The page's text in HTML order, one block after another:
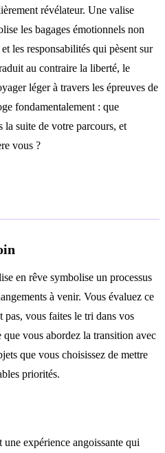
révélateur. Une valise
les bagages émotionnels non
les responsabilités qui pèsent sur
au contraire la liberté, le
léger à travers les épreuves de
fondamentalement : que
la suite de votre parcours, et
vous ?
en rêve symbolise un processus
à venir. Vous évaluez ce
pas, vous faites le tri dans vos
vous abordez la transition avec
que vous choisissez de mettre
priorités.
une expérience angoissante qui